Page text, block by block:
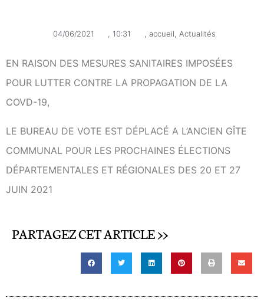
04/06/2021 , 10:31 , accueil, Actualités
EN RAISON DES MESURES SANITAIRES IMPOSÉES
POUR LUTTER CONTRE LA PROPAGATION DE LA
COVD-19,
LE BUREAU DE VOTE EST DÉPLACÉ A L’ANCIEN GÎTE
COMMUNAL POUR LES PROCHAINES ÉLECTIONS
DÉPARTEMENTALES ET RÉGIONALES DES 20 ET 27
JUIN 2021
PARTAGEZ CET ARTICLE >>